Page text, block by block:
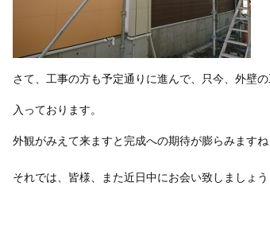
さて、工事の方も予定通りに進んで、只今、外壁の
入っております。
外観がみえて来ますと完成への期待が膨らみますね
それでは、皆様、また近日中にお会い致しましょう